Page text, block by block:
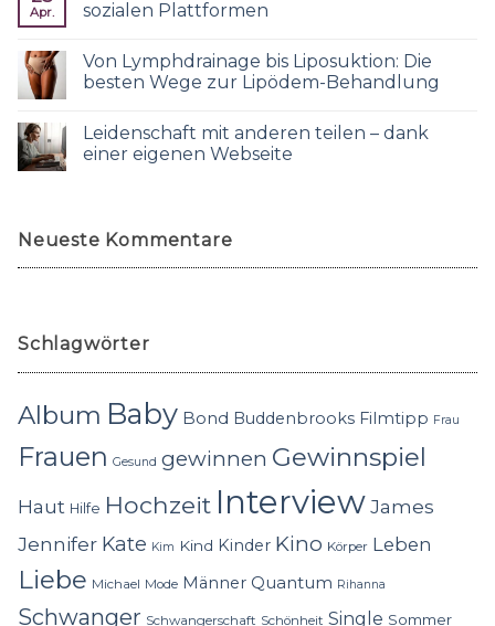
Apr.
sozialen Plattformen
Von Lymphdrainage bis Liposuktion: Die
besten Wege zur Lipödem-Behandlung
Leidenschaft mit anderen teilen – dank
einer eigenen Webseite
Neueste Kommentare
Schlagwörter
Album Baby Bond Buddenbrooks Filmtipp Frau
Frauen Gesund gewinnen Gewinnspiel
Haut Hilfe Hochzeit InterviewJames
Jennifer Kate Kim Kind Kinder Kino Körper Leben
Liebe Michael Mode Männer Quantum Rihanna
Schwanger Schwangerschaft Schönheit Single Sommer